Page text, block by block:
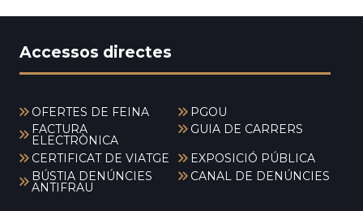
Accessos directes
OFERTES DE FEINA
PGOU
FACTURA
ELECTRÒNICA
GUIA DE CARRERS
CERTIFICAT DE VIATGE
EXPOSICIÓ PÚBLICA
BÚSTIA DENÚNCIES
ANTIFRAU
CANAL DE DENÚNCIES